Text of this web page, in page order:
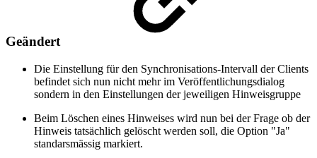
Geändert
Die Einstellung für den Synchronisations-Intervall der Clients
befindet sich nun nicht mehr im Veröffentlichungsdialog
sondern in den Einstellungen der jeweiligen Hinweisgruppe
Beim Löschen eines Hinweises wird nun bei der Frage ob der
Hinweis tatsächlich gelöscht werden soll, die Option "Ja"
standarsmässig markiert.